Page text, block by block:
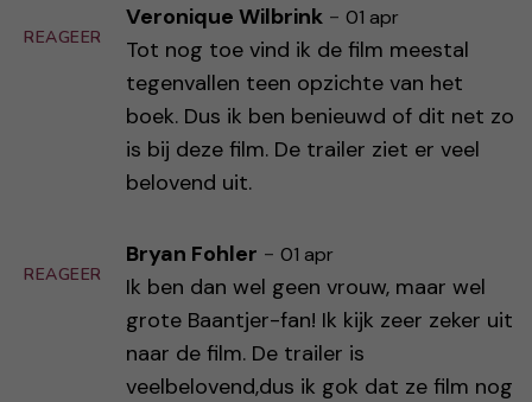
REAGEER
Veronique Wilbrink - 01 apr
Tot nog toe vind ik de film meestal
tegenvallen teen opzichte van het
boek. Dus ik ben benieuwd of dit net zo
is bij deze film. De trailer ziet er veel
belovend uit.
REAGEER
Bryan Fohler - 01 apr
Ik ben dan wel geen vrouw, maar wel
grote Baantjer-fan! Ik kijk zeer zeker uit
naar de film. De trailer is
veelbelovend,dus ik gok dat ze film nog